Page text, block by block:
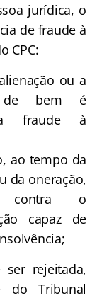
jurídica, o
de fraude à
CPC:
ou a
de bem é
fraude à
ao tempo da
da oneração,
contra o
capaz de
rejeitada,
do Tribunal